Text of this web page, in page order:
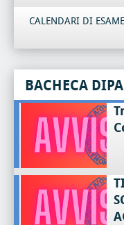
CALENDARI DI ESAME
BACHECA